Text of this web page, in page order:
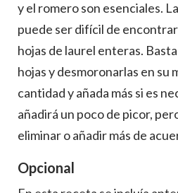
y el romero son esenciales.
puede ser difícil de
hojas de laurel enteras.
hojas y desmoronarlas en su
cantidad y añada más si es
añadirá un poco de picor,
eliminar o añadir más de
Opcional